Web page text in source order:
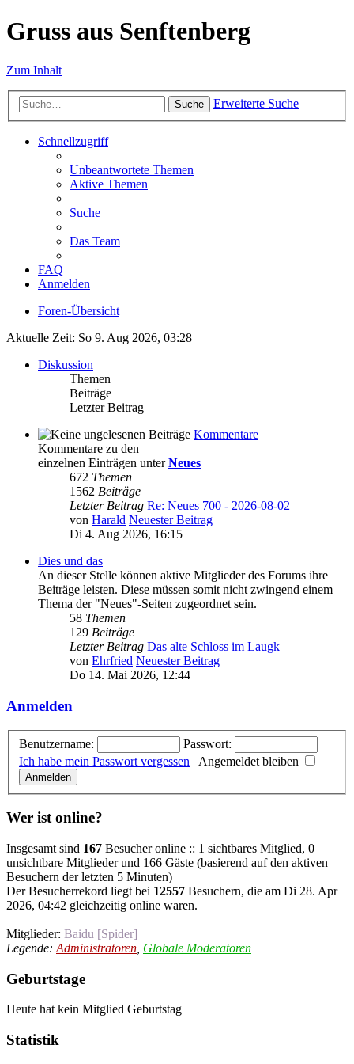
Gruss aus Senftenberg
Zum Inhalt
Suche Erweiterte Suche
Schnellzugriff
Unbeantwortete Themen
Aktive Themen
Suche
Das Team
FAQ
Anmelden
Foren-Übersicht
Aktuelle Zeit: So 9. Aug 2026, 03:28
Diskussion
Themen
Beiträge
Letzter Beitrag
Kommentare
Kommentare zu den
einzelnen Einträgen unterNeues
672 Themen
1562 Beiträge
Letzter Beitrag Re: Neues 700 - 2026-08-02
von Harald Neuester Beitrag
Di 4. Aug 2026, 16:15
Dies und das
An dieser Stelle können aktive Mitglieder des Forums ihre
Beiträge leisten. Diese müssen somit nicht zwingend einem
Thema der "Neues"-Seiten zugeordnet sein.
58 Themen
129 Beiträge
Letzter Beitrag Das alte Schloss im Laugk
von Ehrfried Neuester Beitrag
Do 14. Mai 2026, 12:44
Anmelden
Benutzername:
Passwort:
Ich habe mein Passwort vergessen | Angemeldet bleiben
Wer ist online?
Insgesamt sind 167 Besucher online :: 1 sichtbares Mitglied, 0
unsichtbare Mitglieder und 166 Gäste (basierend auf den aktiven
Besuchern der letzten 5 Minuten)
Der Besucherrekord liegt bei 12557 Besuchern, die am Di 28. Apr
2026, 04:42 gleichzeitig online waren.
Mitglieder: Baidu [Spider]
Legende: Administratoren Globale Moderatoren
Geburtstage
Heute hat kein Mitglied Geburtstag
Statistik